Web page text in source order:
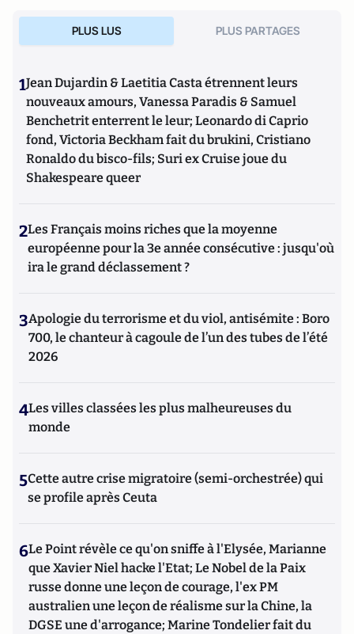
PLUS LUS PLUS PARTAGES
1Jean Dujardin & Laetitia Casta étrennent leurs
nouveaux amours, Vanessa Paradis & Samuel
Benchetrit enterrent le leur; Leonardo di Caprio
fond, Victoria Beckham fait du brukini, Cristiano
Ronaldo du bisco-fils; Suri ex Cruise joue du
Shakespeare queer
2Les Français moins riches que la moyenne
européenne pour la 3e année consécutive : jusqu'où
ira le grand déclassement ?
3Apologie du terrorisme et du viol, antisémite : Boro
700, le chanteur à cagoule de l’un des tubes de l’été
2026
4Les villes classées les plus malheureuses du
monde
5Cette autre crise migratoire (semi-orchestrée) qui
se profile après Ceuta
6Le Point révèle ce qu'on sniffe à l'Elysée, Marianne
que Xavier Niel hacke l'Etat; Le Nobel de la Paix
russe donne une leçon de courage, l'ex PM
australien une leçon de réalisme sur la Chine, la
DGSE une d'arrogance; Marine Tondelier fait du